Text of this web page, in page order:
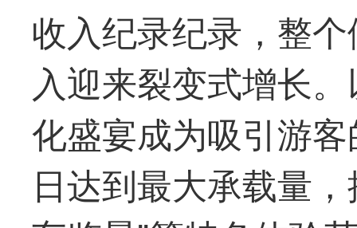
收入纪录纪录，整
入迎来裂变式增长
化盛宴成为吸引游
日达到最大承载量